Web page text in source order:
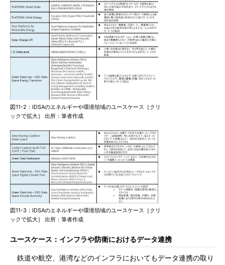
図11-2：IDSAのエネルギーや環境領域のユースケース［クリ
ックで拡大］ 出所：筆者作成
図11-3：IDSAのエネルギーや環境領域のユースケース［クリ
ックで拡大］ 出所：筆者作成
ユースケース：インフラや防衛におけるデータ連携
鉄道や航空、港湾などのインフラにおいてもデータ連携の取り